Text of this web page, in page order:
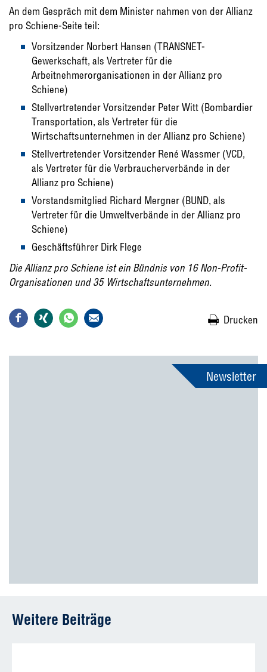
An dem Gespräch mit dem Minister nahmen von der Allianz
pro Schiene-Seite teil:
Vorsitzender Norbert Hansen (TRANSNET-
Gewerkschaft, als Vertreter für die
Arbeitnehmerorganisationen in der Allianz pro
Schiene)
Stellvertretender Vorsitzender Peter Witt (Bombardier
Transportation, als Vertreter für die
Wirtschaftsunternehmen in der Allianz pro Schiene)
Stellvertretender Vorsitzender René Wassmer (VCD,
als Vertreter für die Verbraucherverbände in der
Allianz pro Schiene)
Vorstandsmitglied Richard Mergner (BUND, als
Vertreter für die Umweltverbände in der Allianz pro
Schiene)
Geschäftsführer Dirk Flege
Die Allianz pro Schiene ist ein Bündnis von 16 Non-Profit-
Organisationen und 35 Wirtschaftsunternehmen.
Drucken
Newsletter
Weitere Beiträge